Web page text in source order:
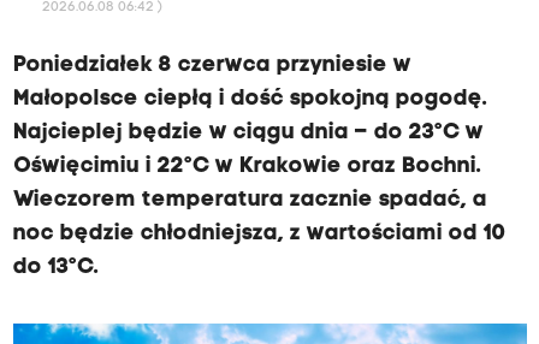
2026.06.08 06:42 )
Poniedziałek 8 czerwca przyniesie w
Małopolsce ciepłą i dość spokojną pogodę.
Najcieplej będzie w ciągu dnia – do 23°C w
Oświęcimiu i 22°C w Krakowie oraz Bochni.
Wieczorem temperatura zacznie spadać, a
noc będzie chłodniejsza, z wartościami od 10
do 13°C.